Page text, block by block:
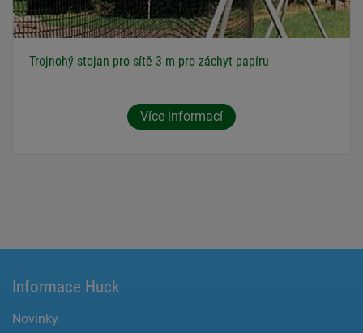
Trojnohý stojan pro sítě 3 m pro záchyt papíru
Více informací
Informace Huck
Novinky